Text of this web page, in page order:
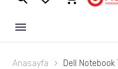
Anasayfa Dell Notebook